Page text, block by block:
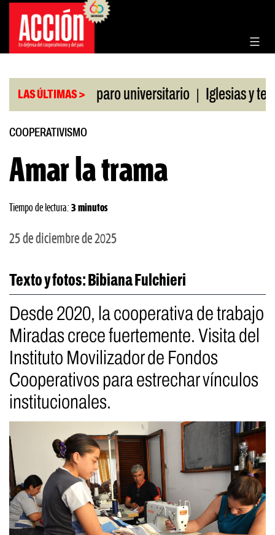
Saltar
contenido
LAS ÚLTIMAS >
la CGT al paro universitario | Iglesias y templos
COOPERATIVISMO
Amar la trama
Tiempo de lectura: 3 minutos
25 de diciembre de 2025
Texto y fotos: Bibiana Fulchieri
Desde 2020, la cooperativa de trabajo
Miradas crece fuertemente. Visita del
Instituto Movilizador de Fondos
Cooperativos para estrechar vínculos
institucionales.